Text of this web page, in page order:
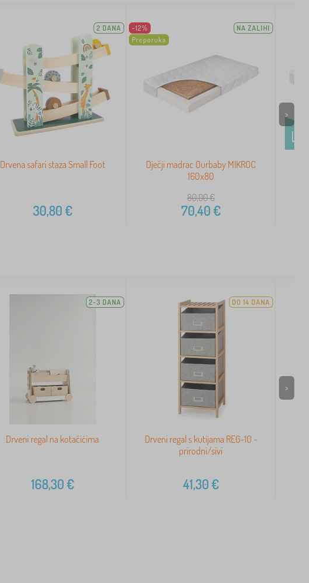
2 DANA
Drvena safari staza Small Foot
30,80€
-12%
Preporuka
NA ZALIHI
Dječji madrac Ourbaby MIKROC
160x80
80,00€
70,40€
>
2-3 DANA
Drveni regal na kotačićima
168,30€
DO 14 DANA
Drveni regal s kutijama REG-10 -
prirodni/sivi
41,30€
>